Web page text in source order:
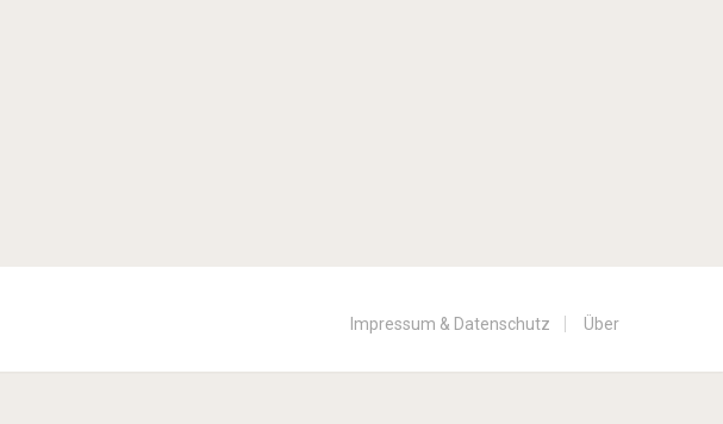
Impressum & Datenschutz Über